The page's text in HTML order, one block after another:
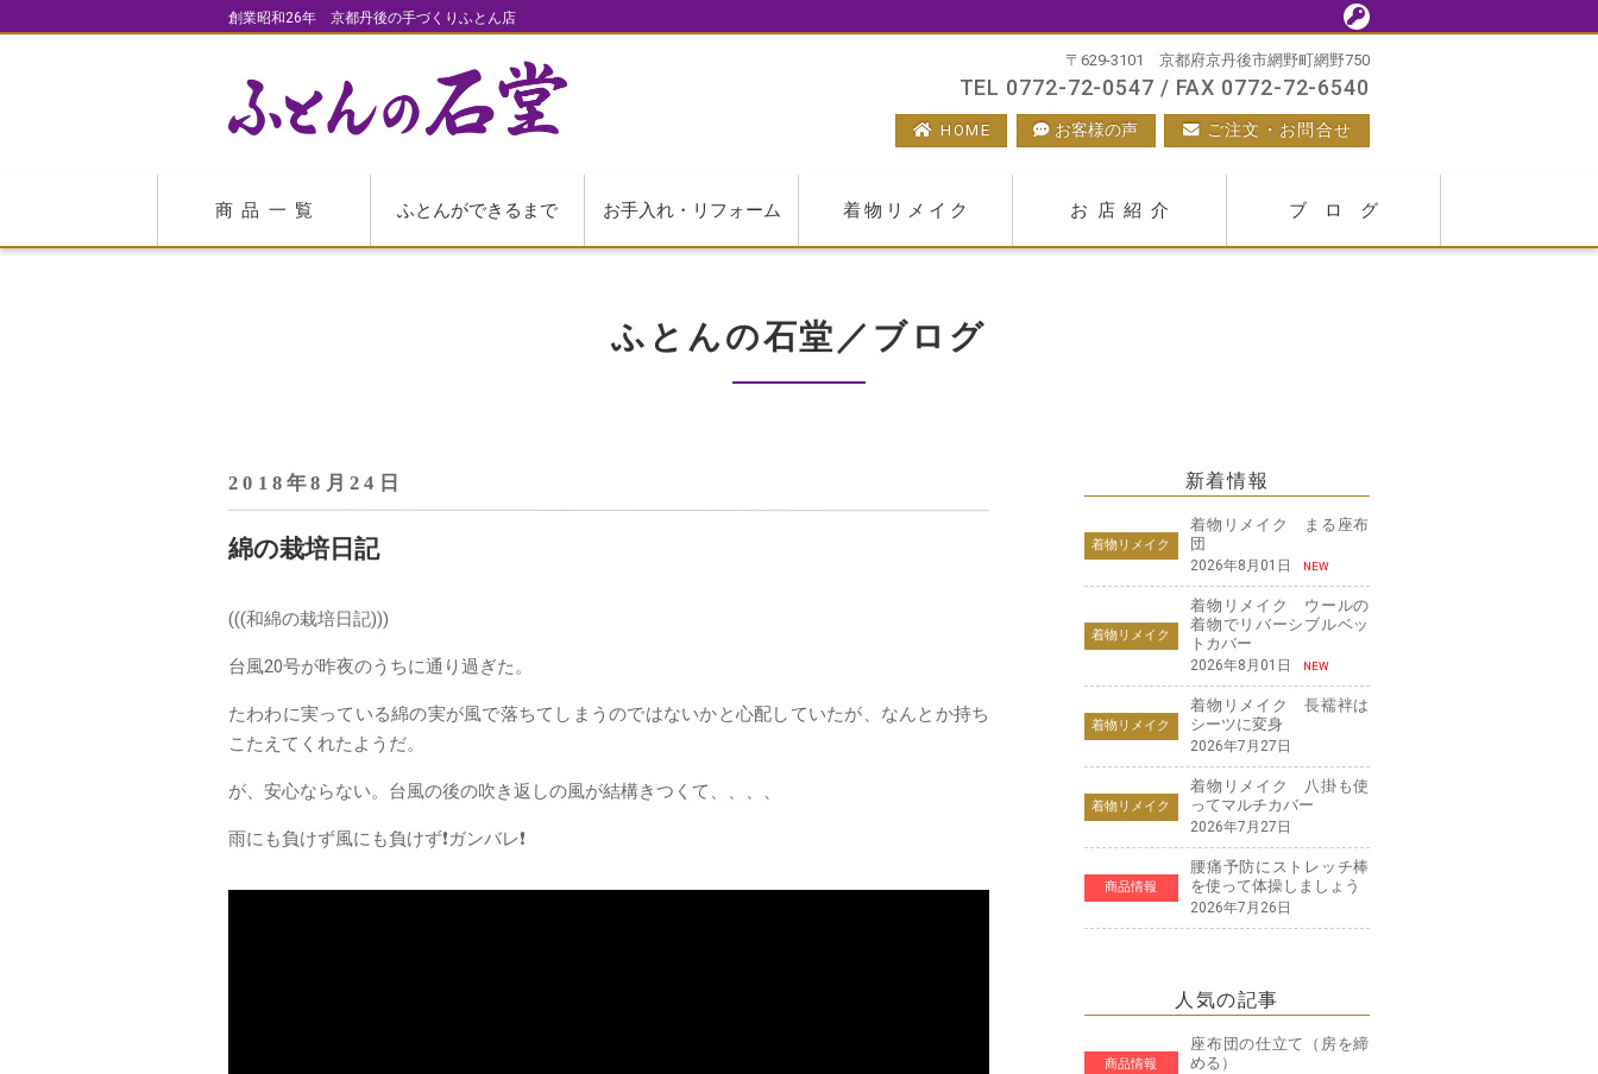
創業昭和26年 京都丹後の手づくりふとん店
〒629-3101 京都府京丹後市網野町網野750
TEL 0772-72-0547 / FAX 0772-72-6540
HOME お客様の声 ご注文・お問合せ
商品一覧 ふとんができるまで お手入れ・リフォーム 着物リメイク お店紹介 ブログ
ふとんの石堂／ブログ
2018年8月24日
綿の栽培日記
(((和綿の栽培日記)))
台風20号が昨夜のうちに通り過ぎた。
たわわに実っている綿の実が風で落ちてしまうのではないかと心配していたが、なんとか持ち
こたえてくれたようだ。
が、安心ならない。台風の後の吹き返しの風が結構きつくて、、、、
雨にも負けず風にも負けず❗️ガンバレ❗️
新着情報
着物リメイク
着物リメイク まる座布
団
2026年8月01日 NEW
着物リメイク
着物リメイク ウールの
着物でリバーシブルベッ
トカバー
2026年8月01日 NEW
着物リメイク
着物リメイク 長襦袢は
シーツに変身
2026年7月27日
着物リメイク
着物リメイク 八掛も使
ってマルチカバー
2026年7月27日
商品情報
腰痛予防にストレッチ棒
を使って体操しましょう
2026年7月26日
人気の記事
商品情報
座布団の仕立て（房を締
める）